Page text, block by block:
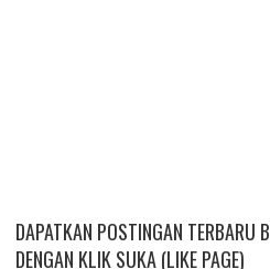
DAPATKAN POSTINGAN TERBARU
DENGAN KLIK SUKA (LIKE PAGE)